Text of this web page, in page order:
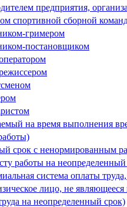
предприятия,
спортивной сборной
гримером
постановщиком
на время выполнения
срок с ненормированным
работы на
система оплаты
лицо, не
на неопределенный срок)